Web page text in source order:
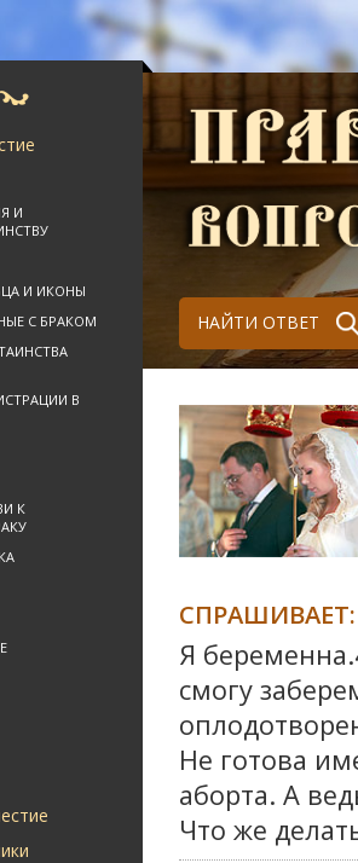
И
И ИКОНЫ
С БРАКОМ
В
К
НАЙТИ ОТВЕТ
СПРАШИВАЕТ:
Я
смогу
Не готова
аборта. А
Что же